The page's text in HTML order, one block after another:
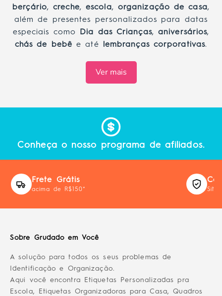
berçário,creche, escola, organização de casa,
além de presentes personalizados para datas
especiais como Dia das Crianças, aniversários,
chás de bebê e até lembranças corporativas.
Ver mais
Conheça o nosso programa de afiliados.
Frete Grátis
acima de R$150* Site
Sobre Grudado em Você
A solução para todos os seus problemas de
Identificação e Organização.
Aqui você encontra Etiquetas Personalizadas pra
Escola, Etiquetas Organizadoras para Casa, Quadros